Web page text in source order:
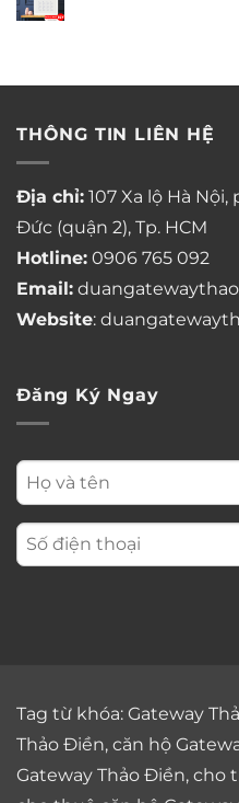
THÔNG TIN LIÊN HỆ
Địa chỉ: 107 Xa lộ Hà
Đức (quận 2), Tp. HCM
Hotline: 0906 765 092
Email:
Website:
Đăng Ký Ngay
Tag từ khóa: Gateway
Thảo Điền, căn hộ
Gateway Thảo Điền, cho